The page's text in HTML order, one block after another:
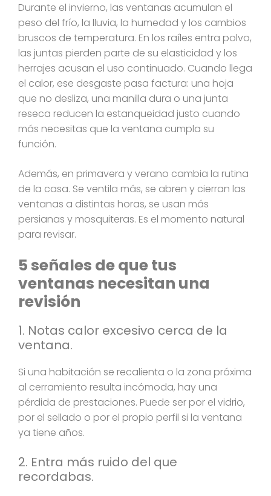
Durante el invierno, las ventanas acumulan el
peso del frío, la lluvia, la humedad y los cambios
bruscos de temperatura. En los raíles entra polvo,
las juntas pierden parte de su elasticidad y los
herrajes acusan el uso continuado. Cuando llega
el calor, ese desgaste pasa factura: una hoja
que no desliza, una manilla dura o una junta
reseca reducen la estanqueidad justo cuando
más necesitas que la ventana cumpla su
función.
Además, en primavera y verano cambia la rutina
de la casa. Se ventila más, se abren y cierran las
ventanas a distintas horas, se usan más
persianas y mosquiteras. Es el momento natural
para revisar.
5 señales de que tus
ventanas necesitan una
revisión
1. Notas calor excesivo cerca de la
ventana.
Si una habitación se recalienta o la zona próxima
al cerramiento resulta incómoda, hay una
pérdida de prestaciones. Puede ser por el vidrio,
por el sellado o por el propio perfil si la ventana
ya tiene años.
2. Entra más ruido del que
recordabas.